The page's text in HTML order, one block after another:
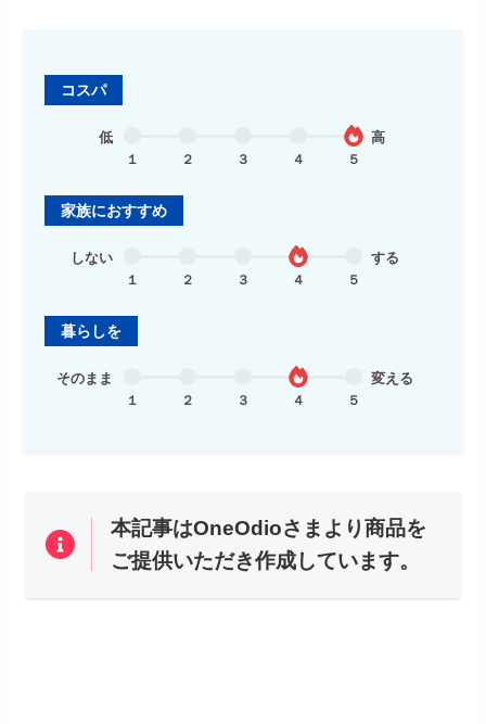
コスパ
低
１ ２ ３ ４ ５
高
家族におすすめ
しない
１ ２ ３ ４ ５
する
暮らしを
そのまま
１ ２ ３ ４ ５
変える
本記事はOneOdioさまより商品を
ご提供いただき作成しています。